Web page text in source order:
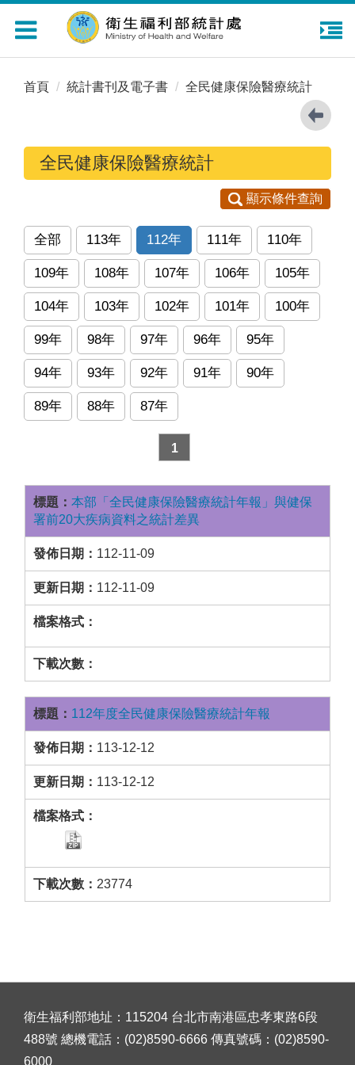
Toggle
navigation
首頁 統計書刊及電子書 全民健康保險醫療統計
全民健康保險醫療統計
顯示條件查詢
全部 113年 112年 111年 110年
109年 108年 107年 106年 105年
104年 103年 102年 101年 100年
99年 98年 97年 96年 95年
94年 93年 92年 91年 90年
89年 88年 87年
1
本部「全民健康保險醫療統計年報」與健保
署前20大疾病資料之統計差異
112-11-09
112-11-09
112年度全民健康保險醫療統計年報
113-12-12
113-12-12
23774
衛生福利部地址：115204 台北市南港區忠孝東路6段
488號 總機電話：(02)8590-6666 傳真號碼：(02)8590-
6000